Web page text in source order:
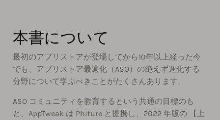
本書について
最初のアプリストアが登場してから10年以上経った今
でも、アプリストア最適化（ASO）の絶えず進化する
分野について学ぶべきことがたくさんあります。
ASO コミュニティを教育するという共通の目標のも
と、AppTweak は Phiture と提携し、2022 年版の 【上